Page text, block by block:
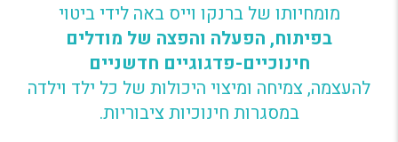
מומחיותו של ברנקו וייס באה לידי ביטוי
בפיתוח, הפעלה והפצה של מודלים
חינוכיים-פדגוגיים חדשניים
להעצמה, צמיחה ומיצוי היכולות של כל ילד וילדה
במסגרות חינוכיות ציבוריות.